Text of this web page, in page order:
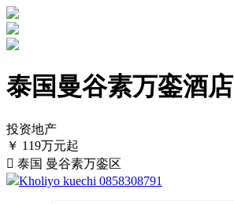
泰国曼谷素万銮酒店
投资地产
￥ 119万元起
 泰国 曼谷素万銮区
Kholiyo kuechi 0858308791